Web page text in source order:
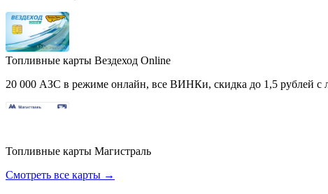
Топливные карты Вездеход Online
20 000 АЗС в режиме онлайн, все ВИНКи, скидка до 1,5 рублей с
Топливные карты Магистраль
Смотреть все карты →